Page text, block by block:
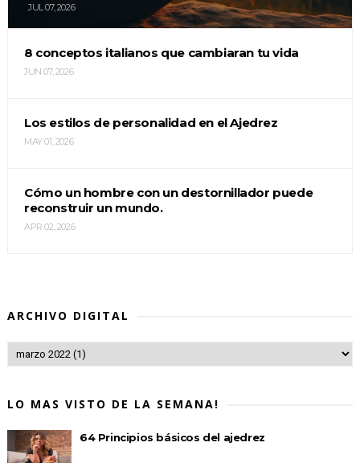
JUL 07, 2026
8 conceptos italianos que cambiaran tu vida
JUN 07, 2026
Los estilos de personalidad en el Ajedrez
MAY 01, 2026
Cómo un hombre con un destornillador puede
reconstruir un mundo.
APR 02, 2026
ARCHIVO DIGITAL
LO MAS VISTO DE LA SEMANA!
64 Principios básicos del ajedrez